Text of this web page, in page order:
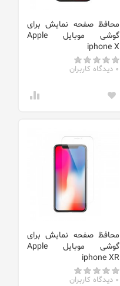
محافظ صفحه نمایش برای
گوشی موبایل Apple
iphone X
0 دیدگاه کاربران
محافظ صفحه نمایش برای
گوشی موبایل Apple
iphone XR
0 دیدگاه کاربران